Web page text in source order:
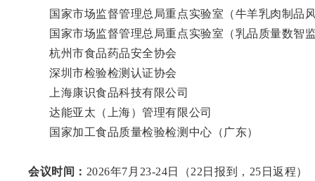
国家市场监督管理总局重点实验室（牛羊乳肉制品
国家市场监督管理总局重点实验室（乳品质量数智
杭州市食品药品安全协会
深圳市检验检测认证协会
上海康识食品科技有限公司
达能亚太 （上海）管理有限公司
国家加工食品质量检验检测中心（广东）
会议时间 ： 2026年7月23-24日（22日报到，25日返程）